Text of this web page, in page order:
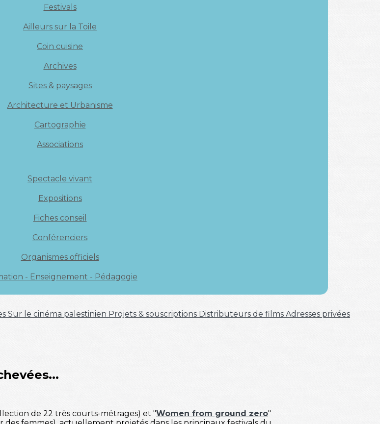
Festivals
Ailleurs sur la Toile
Coin cuisine
Archives
Sites & paysages
Architecture et Urbanisme
Cartographie
Associations
Spectacle vivant
Expositions
Fiches conseil
Conférenciers
Organismes officiels
- Enseignement - Pédagogie
Sur le cinéma palestinien Projets & souscriptions Distributeurs de films Adresses privées
de 22 très courts-métrages) et "Women from ground zero"